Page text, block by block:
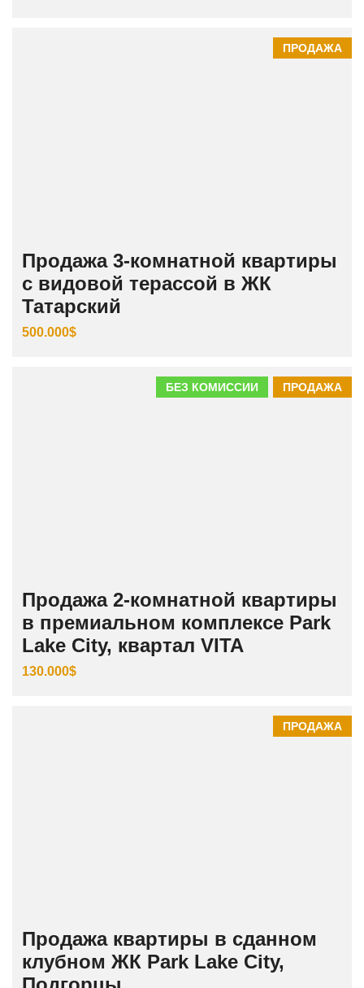
ПРОДАЖА
Продажа 3‑комнатной квартиры
с видовой терассой в ЖК
Татарский
500.000$
ПРОДАЖА
БЕЗ КОМИССИИ
Продажа 2-комнатной квартиры
в премиальном комплексе Park
Lake City, квартал VITA
130.000$
ПРОДАЖА
Продажа квартиры в сданном
клубном ЖК Park Lake City,